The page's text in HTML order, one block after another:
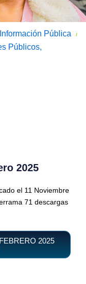
Pública /
Públicos,
2025
el 11 Noviembre
71 descargas
2025